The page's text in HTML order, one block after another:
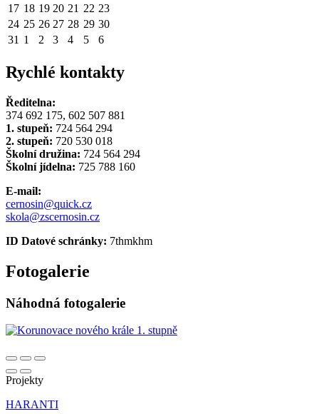
17 18 19 20 21 22 23
24 25 26 27 28 29 30
31 1 2 3 4 5 6
Rychlé kontakty
Ředitelna:
374 692 175, 602 507 881
1. stupeň: 724 564 294
2. stupeň: 720 530 018
Školní družina: 724 564 294
Školní jídelna: 725 788 160
E-mail:
cernosin@quick.cz
skola@zscernosin.cz
ID Datové schránky: 7thmkhm
Fotogalerie
Náhodná fotogalerie
Projekty
HARANTI